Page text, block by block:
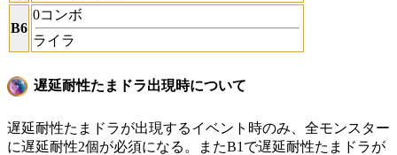
B6
0コンボ
ライラ
遅延耐性たまドラ出現時について
遅延耐性たまドラが出現するイベント時のみ、全モンスター
に遅延耐性2個が必須になる。またB1で遅延耐性たまドラが